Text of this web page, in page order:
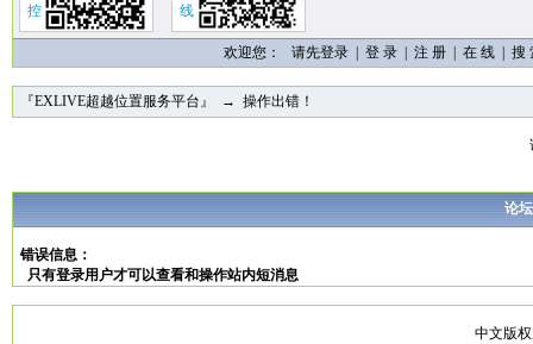
控
线
欢迎您： 请先登录 | 登 录 注 册 在 线 搜
『EXLIVE超越位置服务平台』 → 操作出错！
论
错误信息：
只有登录用户才可以查看和操作站内短消息
中文版